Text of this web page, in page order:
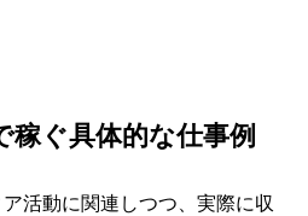
ぐ具体的な仕事例
活動に関連しつつ、実際に収